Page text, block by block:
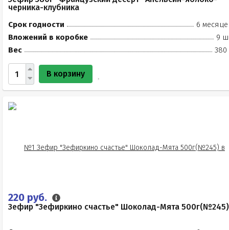
черника-клубника
Срок годности
6
Вложений в коробке
9
Вес
380
В корзину
220 руб.
Зефир "Зефиркино счастье" Шоколад-Мята 500г(№245)